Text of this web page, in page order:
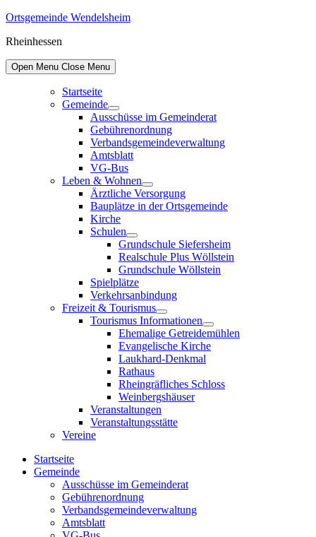
Skip
content
Ortsgemeinde Wendelsheim
Rheinhessen
Open Menu Close Menu
Startseite
Gemeinde
Show
sub
menu
Ausschüsse im Gemeinderat
Gebührenordnung
Verbandsgemeindeverwaltung
Amtsblatt
VG-Bus
Leben & Wohnen
Show
sub
menu
Ärztliche Versorgung
Bauplätze in der Ortsgemeinde
Kirche
Schulen
Show
sub
menu
Grundschule Siefersheim
Realschule Plus Wöllstein
Grundschule Wöllstein
Spielplätze
Verkehrsanbindung
Freizeit & Tourismus
Show
sub
menu
Tourismus Informationen
Show
sub
menu
Ehemalige Getreidemühlen
Evangelische Kirche
Laukhard-Denkmal
Rathaus
Rheingräfliches Schloss
Weinbergshäuser
Veranstaltungen
Veranstaltungsstätte
Vereine
Startseite
Gemeinde
Ausschüsse im Gemeinderat
Gebührenordnung
Verbandsgemeindeverwaltung
Amtsblatt